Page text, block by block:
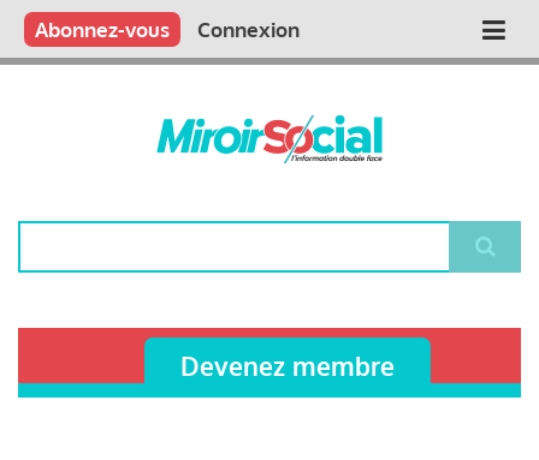
Aller
contenu
Main
Qui sommes nous ?
Vous publiez
Nous publions
Contactez-nous
Abonnez-vous Connexion
Devenez membre